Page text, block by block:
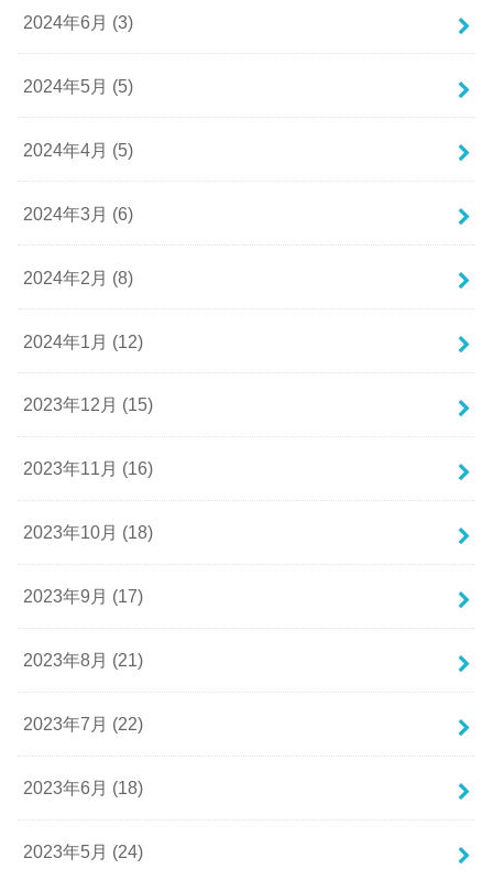
2024年6月 (3)
2024年5月 (5)
2024年4月 (5)
2024年3月 (6)
2024年2月 (8)
2024年1月 (12)
2023年12月 (15)
2023年11月 (16)
2023年10月 (18)
2023年9月 (17)
2023年8月 (21)
2023年7月 (22)
2023年6月 (18)
2023年5月 (24)